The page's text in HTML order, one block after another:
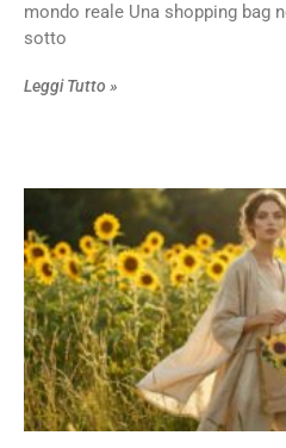
mondo reale Una shopping bag
sotto
Leggi Tutto »